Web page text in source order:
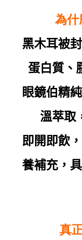
為什
黑木耳被
蛋白質、
眼鏡伯精
溫萃取
即開即飲，
養補充，
真